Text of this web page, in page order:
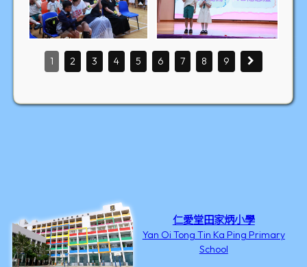
1 2 3 4 5 6 7 8 9
仁愛堂田家炳小學
Yan Oi Tong Tin Ka Ping Primary
School